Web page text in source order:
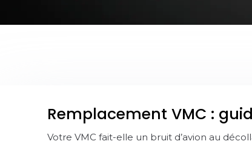
Remplacement VMC :
Votre VMC fait-elle un bruit d’avion au